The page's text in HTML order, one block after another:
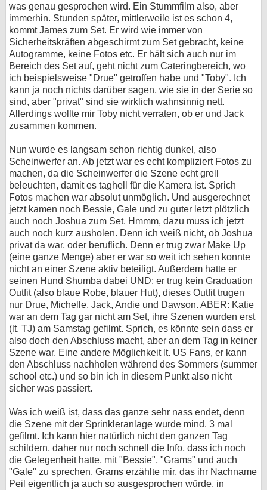
was genau gesprochen wird. Ein Stummfilm also, aber
immerhin. Stunden später, mittlerweile ist es schon 4,
kommt James zum Set. Er wird wie immer von
Sicherheitskräften abgeschirmt zum Set gebracht, keine
Autogramme, keine Fotos etc. Er hält sich auch nur im
Bereich des Set auf, geht nicht zum Cateringbereich, wo
ich beispielsweise "Drue" getroffen habe und "Toby". Ich
kann ja noch nichts darüber sagen, wie sie in der Serie so
sind, aber "privat" sind sie wirklich wahnsinnig nett.
Allerdings wollte mir Toby nicht verraten, ob er und Jack
zusammen kommen.
Nun wurde es langsam schon richtig dunkel, also
Scheinwerfer an. Ab jetzt war es echt kompliziert Fotos zu
machen, da die Scheinwerfer die Szene echt grell
beleuchten, damit es taghell für die Kamera ist. Sprich
Fotos machen war absolut unmöglich. Und ausgerechnet
jetzt kamen noch Bessie, Gale und zu guter letzt plötzlich
auch noch Joshua zum Set. Hmmm, dazu muss ich jetzt
auch noch kurz ausholen. Denn ich weiß nicht, ob Joshua
privat da war, oder beruflich. Denn er trug zwar Make Up
(eine ganze Menge) aber er war so weit ich sehen konnte
nicht an einer Szene aktiv beteiligt. Außerdem hatte er
seinen Hund Shumba dabei UND: er trug kein Graduation
Outfit (also blaue Robe, blauer Hut), dieses Outfit trugen
nur Drue, Michelle, Jack, Andie und Dawson. ABER: Katie
war an dem Tag gar nicht am Set, ihre Szenen wurden erst
(lt. TJ) am Samstag gefilmt. Sprich, es könnte sein dass er
also doch den Abschluss macht, aber an dem Tag in keiner
Szene war. Eine andere Möglichkeit lt. US Fans, er kann
den Abschluss nachholen während des Sommers (summer
school etc.) und so bin ich in diesem Punkt also nicht
sicher was passiert.
Was ich weiß ist, dass das ganze sehr nass endet, denn
die Szene mit der Sprinkleranlage wurde mind. 3 mal
gefilmt. Ich kann hier natürlich nicht den ganzen Tag
schildern, daher nur noch schnell die Info, dass ich noch
die Gelegenheit hatte, mit "Bessie", "Grams" und auch
"Gale" zu sprechen. Grams erzählte mir, das ihr Nachname
Peil eigentlich ja auch so ausgesprochen würde, in